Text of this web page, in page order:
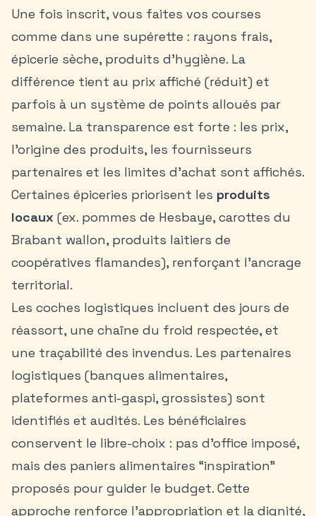
Une fois inscrit, vous faites vos courses
comme dans une supérette : rayons frais,
épicerie sèche, produits d’hygiène. La
différence tient au prix affiché (réduit) et
parfois à un système de points alloués par
semaine. La transparence est forte : les prix,
l’origine des produits, les fournisseurs
partenaires et les limites d’achat sont affichés.
Certaines épiceries priorisent les produits
locaux (ex. pommes de Hesbaye, carottes du
Brabant wallon, produits laitiers de
coopératives flamandes), renforçant l’ancrage
territorial.
Les coches logistiques incluent des jours de
réassort, une chaîne du froid respectée, et
une traçabilité des invendus. Les partenaires
logistiques (banques alimentaires,
plateformes anti-gaspi, grossistes) sont
identifiés et audités. Les bénéficiaires
conservent le libre-choix : pas d’office imposé,
mais des paniers alimentaires “inspiration”
proposés pour guider le budget. Cette
approche renforce l’appropriation et la dignité,